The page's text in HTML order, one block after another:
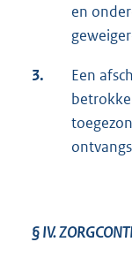
en
3.
Een
§ IV.